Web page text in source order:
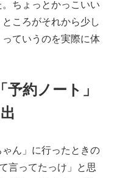
ちょっとかっこいい
ころがそれから少し
ていうのを実際に体
約ノート」
ん」に行ったときの
言ってたっけ」と思